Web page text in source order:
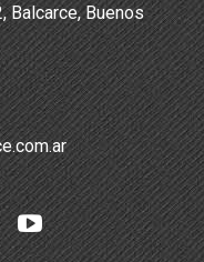
Balcarce, Buenos